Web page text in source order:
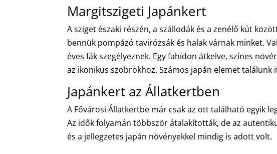
Margitszigeti Japánkert
A sziget északi részén, a szállodák és a zenélő kút
bennük pompázó tavirózsák és halak várnak minket.
éves fák szegélyeznek. Egy fahídon átkelve, színes
az ikonikus szobrokhoz. Számos japán elemet találunk
Japánkert az Állatkertben
A Fővárosi Állatkertbe már csak az ott található egyik
Az idők folyamán többször átalakították, de az
és a jellegzetes japán növényekkel mindig is adott volt.